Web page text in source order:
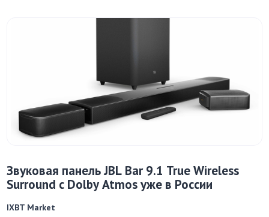
Звуковая панель JBL Bar 9.1 True Wireless
Surround с Dolby Atmos уже в России
IXBT Market